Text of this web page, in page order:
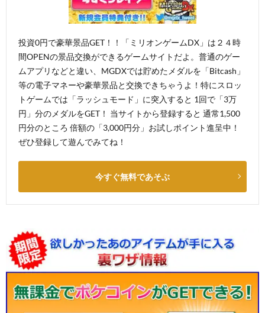
投資0円で豪華景品GET！！「ミリオンゲームDX」は２４時
間OPENの景品交換ができるゲームサイトだよ。普通のゲー
ムアプリなどと違い、MGDXでは貯めたメダルを「Bitcash」
等の電子マネーや豪華景品と交換できちゃうよ！特にスロッ
トゲームでは「ラッシュモード」に突入すると 1回で「3万
円」分のメダルをGET！ 当サイトから登録すると 通常1,500
円分のところ 倍額の「3,000円分」お試しポイント進呈中！
ぜひ登録して遊んでみてね！
今すぐ無料であそぶ